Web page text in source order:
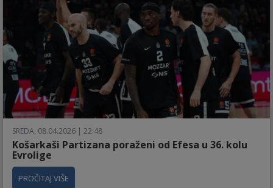
SREDA, 08.04.2026 | 22:48
Košarkaši Partizana poraženi od Efesa u 36. kolu
Evrolige
PROČITAJ VIŠE